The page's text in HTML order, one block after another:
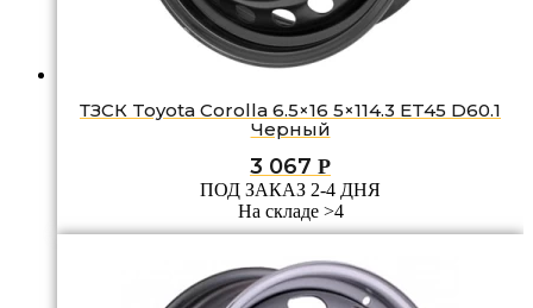
ТЗСК Toyota Corolla 6.5×16 5×114.3 ET45 D60.1
Черный
3 067 Р
ПОД ЗАКАЗ 2-4 ДНЯ
На складе >4